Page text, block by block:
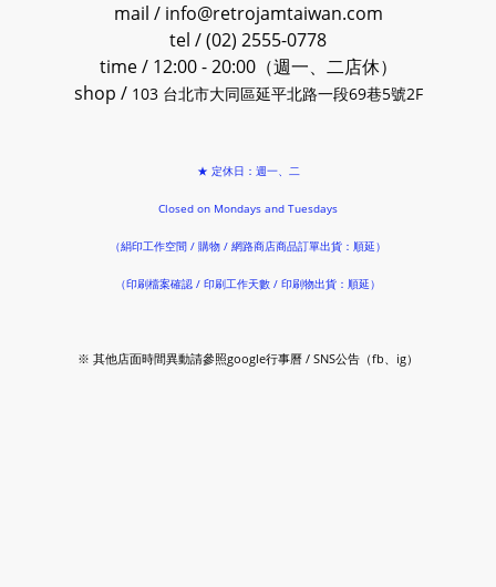
mail / info@retrojamtaiwan.com
tel / (02) 2555-0778
time / 12:00 - 20:00（週一、二店休）
shop / 103 台北市大同區延平北路一段69巷5號2F
★ 定休日：週一、二
Closed on Mondays and Tuesdays
（絹印工作空間 / 購物 / 網路商店商品訂單出貨：順延）
（印刷檔案確認 / 印刷工作天數 / 印刷物出貨：順延）
※ 其他店面時間異動請參照google行事曆 / SNS公告（fb、ig）